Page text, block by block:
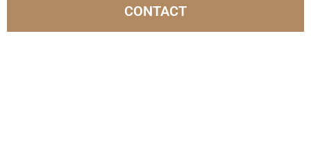
CONTACT